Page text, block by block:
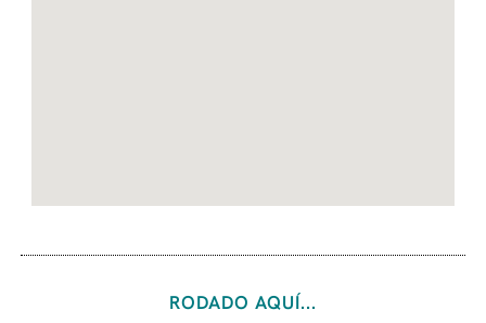
RODADO AQUÍ...